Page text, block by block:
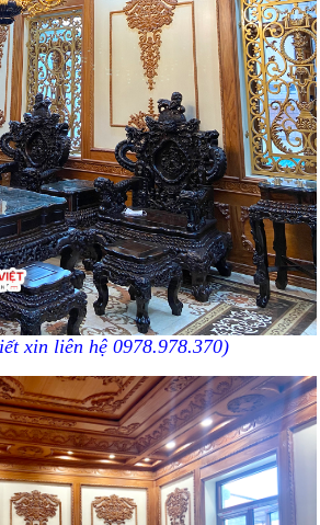
xin liên hệ 0978.978.370)